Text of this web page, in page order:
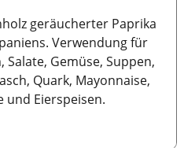
geräucherter Paprika
Verwendung für
Salate, Gemüse, Suppen,
Quark, Mayonnaise,
und Eierspeisen.